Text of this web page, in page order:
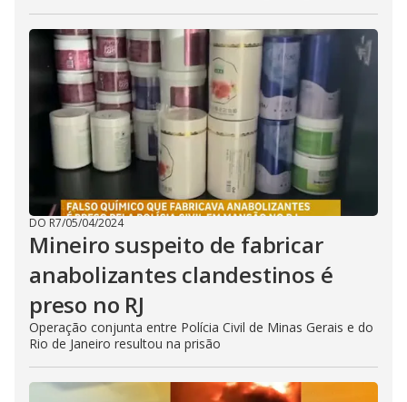
DO R7/05/04/2024
Mineiro suspeito de fabricar
anabolizantes clandestinos é
preso no RJ
Operação conjunta entre Polícia Civil de Minas Gerais e do
Rio de Janeiro resultou na prisão